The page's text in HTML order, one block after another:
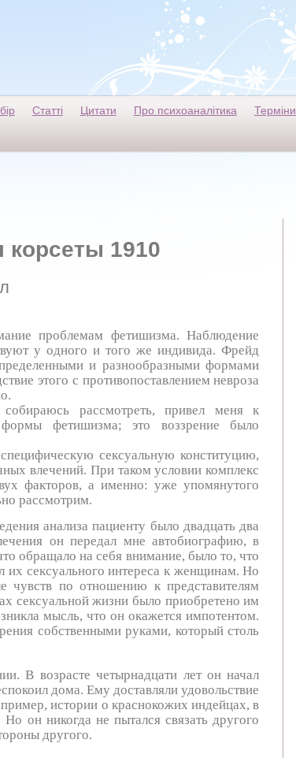
Статті Цитати Про психоаналітика
Терміни
1910
проблемам фетишизма. Наблюдение
у одного и того же индивида. Фрейд
и разнообразными формами
этого с противопоставлением невроза
рассмотреть, привел меня к
фетишизма; это воззрение было
сексуальную конституцию,
влечений. При таком условии комплекс
факторов, а именно: уже упомянутого
рассмотрим.
анализа пациенту было двадцать два
он передал мне автобиографию, в
обращало на себя внимание, было то, что
их сексуального интереса к женщинам. Но
по отношению к представителям
сексуальной жизни было приобретено им
мысль, что он окажется импотентом.
собственными руками, который столь
В возрасте четырнадцати лет он начал
дома. Ему доставляли удовольствие
истории о краснокожих индейцах, в
он никогда не пытался связать другого
другого.